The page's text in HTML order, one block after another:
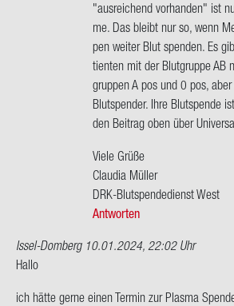
auf
Las
ge­
ra­
de
in
eoben
WDR…
von
Rays
"aus­rei­chend vor­han­den" ist
me. Das bleibt nur so, wenn
pen wei­ter Blut spen­den. Es
ti­en­ten mit der Blut­grup­pe AB
grup­pen A pos und 0 pos,
Blut­spen­der. Ihre Blut­spen­de
den Bei­trag oben über
Viele Grüße
Clau­dia Mül­ler
DRK-​Blutspendedienst West
Antworten
Issel-Domberg10.01.2024, 22:02 Uhr
Hallo
ich hätte gerne einen Ter­min zur Plas­ma